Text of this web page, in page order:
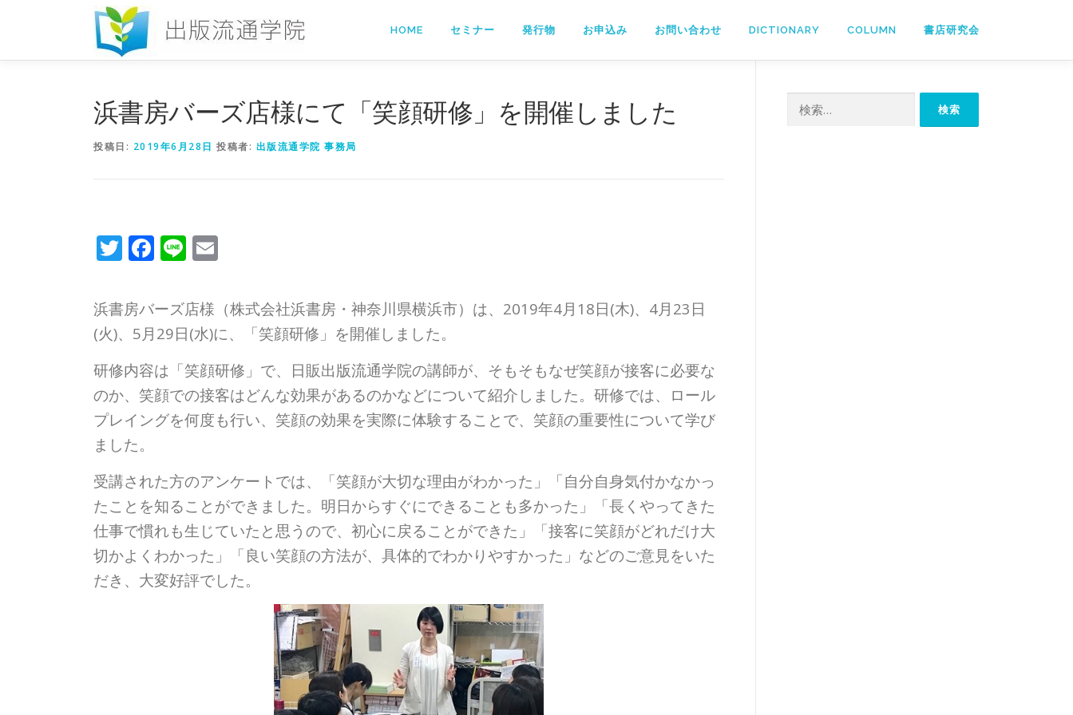
ン
HOME セミナー 発行物 お申込み お問い合わせ DICTIONARY COLUMN 書店研究会
浜書房バーズ店様にて「笑顔研修」を開催しました
投稿日: 2019年6月28日 投稿者: 出版流通学院 事務局
Twitter
Facebook
Line
浜書房バーズ店様（株式会社浜書房・神奈川県横浜市）は、2019年4月18日(木)、4月23日
(火)、5月29日(水)に、「笑顔研修」を開催しました。
研修内容は「笑顔研修」で、日販出版流通学院の講師が、そもそもなぜ笑顔が接客に必要な
のか、笑顔での接客はどんな効果があるのかなどについて紹介しました。研修では、ロール
プレイングを何度も行い、笑顔の効果を実際に体験することで、笑顔の重要性について学び
ました。
受講された方のアンケートでは、「笑顔が大切な理由がわかった」「自分自身気付かなかっ
たことを知ることができました。明日からすぐにできることも多かった」「長くやってきた
仕事で慣れも生じていたと思うので、初心に戻ることができた」「接客に笑顔がどれだけ大
切かよくわかった」「良い笑顔の方法が、具体的でわかりやすかった」などのご意見をいた
だき、大変好評でした。